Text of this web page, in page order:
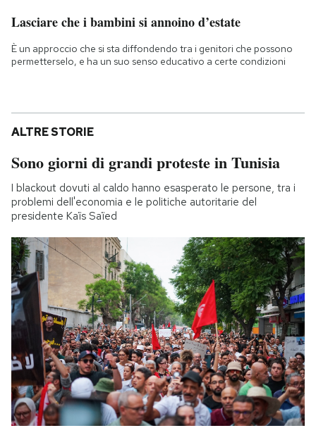
Lasciare che i bambini si annoino d’estate
È un approccio che si sta diffondendo tra i genitori che possono
permetterselo, e ha un suo senso educativo a certe condizioni
ALTRE STORIE
Sono giorni di grandi proteste in Tunisia
I blackout dovuti al caldo hanno esasperato le persone, tra i
problemi dell'economia e le politiche autoritarie del
presidente Kaïs Saïed